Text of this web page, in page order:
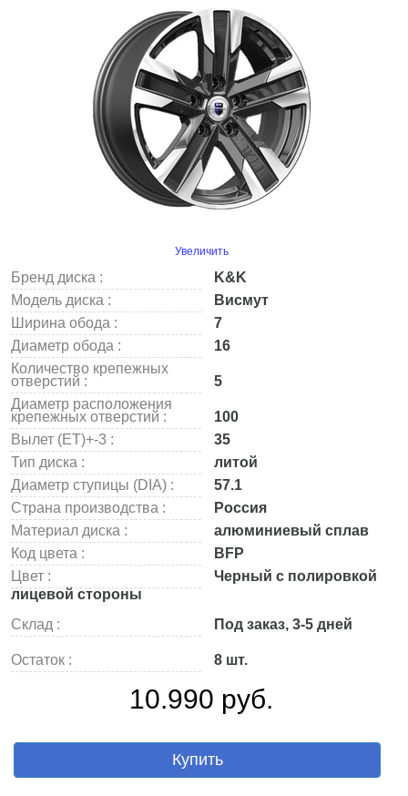
Увеличить
Бренд диска :
K&K
Модель диска :
Висмут
Ширина обода :
7
Диаметр обода :
16
Количество крепежных
отверстий :
5
Диаметр расположения
крепежных отверстий :
100
Вылет (ET)+-3 :
35
Тип диска :
литой
Диаметр ступицы (DIA) :
57.1
Страна производства :
Россия
Материал диска :
алюминиевый сплав
Код цвета :
BFP
Цвет :
Черный с полировкой
лицевой стороны
Склад :
Под заказ, 3-5 дней
Остаток : 8 шт.
10.990 руб.
Купить